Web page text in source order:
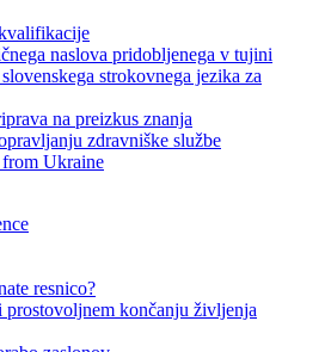
naslova pridobljenega v tujini
strokovnega jezika za
na preizkus znanja
zdravniške službe
Ukraine
resnico?
prostovoljnem končanju življenja